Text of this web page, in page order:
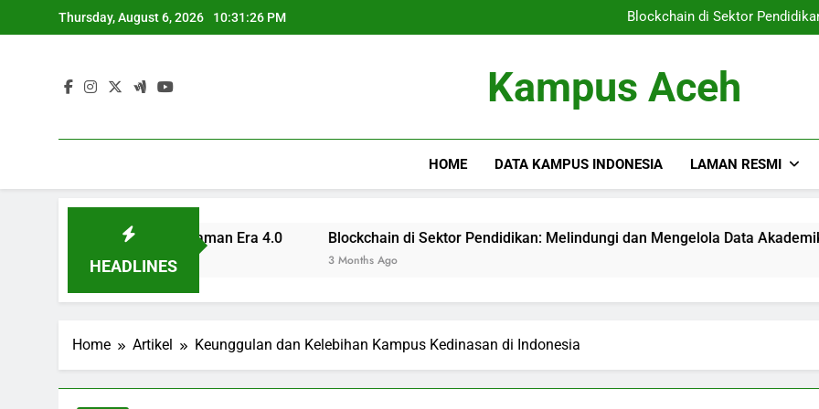
to
Thursday, August 6, 2026 10:31:27 PM
Blockchain di Sektor
Mengetahui Akreditasi
Blockchain di Sektor
Mengetahui Akreditasi
Kampus Aceh
HOME DATA KAMPUS INDONESIA LAMAN RESMI
HEADLINES
untuk Zaman Era 4.0 Blockchain di Sektor Pendidikan: Melindungi dan Mengelola Data Akademik
Home Artikel Keunggulan dan Kelebihan Kampus Kedinasan di Indonesia